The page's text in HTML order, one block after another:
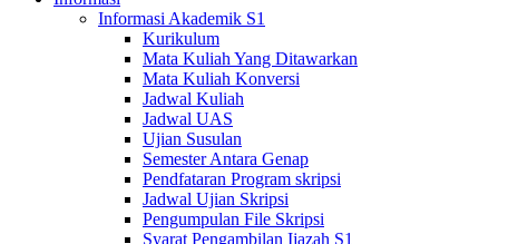
Informasi Akademik S1
Kurikulum
Mata Kuliah Yang Ditawarkan
Mata Kuliah Konversi
Jadwal Kuliah
Jadwal UAS
Ujian Susulan
Semester Antara Genap
Pendfataran Program skripsi
Jadwal Ujian Skripsi
Pengumpulan File Skripsi
Syarat Pengambilan Ijazah S1